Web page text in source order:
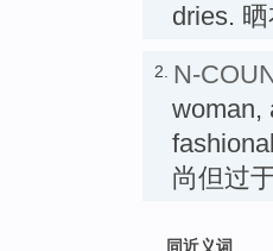
dries.
2. N-
woman,
尚但过
同近义词